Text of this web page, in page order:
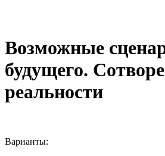
Возможные
будущего.
реальности
Варианты: